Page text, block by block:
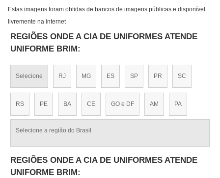
Estas imagens foram obtidas de bancos de imagens públicas e disponível
livremente na internet
REGIÕES ONDE A CIA DE UNIFORMES ATENDE
UNIFORME BRIM:
Selecione RJ MG ES SP PR SC
RS PE BA CE GO e DF AM PA
Selecione a região do Brasil
REGIÕES ONDE A CIA DE UNIFORMES ATENDE
UNIFORME BRIM: